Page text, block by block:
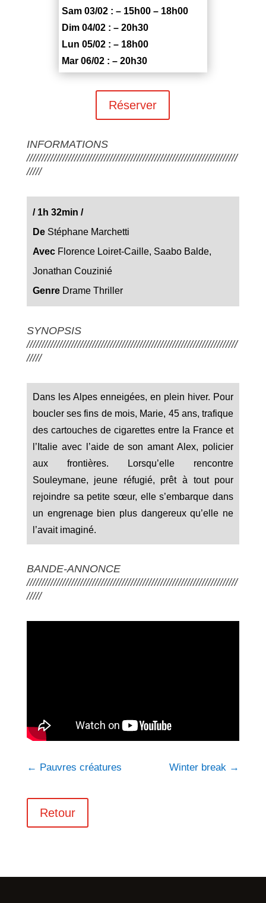
Sam 03/02 : – 15h00 – 18h00
Dim 04/02 : – 20h30
Lun 05/02 : – 18h00
Mar 06/02 : – 20h30
Réserver
INFORMATIONS
///////////////////////////////////////////////////////////////////////
/////
/1h 32min /
DeStéphane Marchetti
AvecFlorence Loiret-Caille, Saabo Balde,
Jonathan Couzinié
GenreDrame Thriller
SYNOPSIS
///////////////////////////////////////////////////////////////////////
/////
Dans les Alpes enneigées, en plein hiver. Pour
boucler ses fins de mois, Marie, 45 ans, trafique
des cartouches de cigarettes entre la France et
l’Italie avec l’aide de son amant Alex, policier
aux frontières. Lorsqu’elle rencontre
Souleymane, jeune réfugié, prêt à tout pour
rejoindre sa petite sœur, elle s’embarque dans
un engrenage bien plus dangereux qu’elle ne
l’avait imaginé.
BANDE-ANNONCE
///////////////////////////////////////////////////////////////////////
/////
← Pauvres créatures Winter break →
Retour